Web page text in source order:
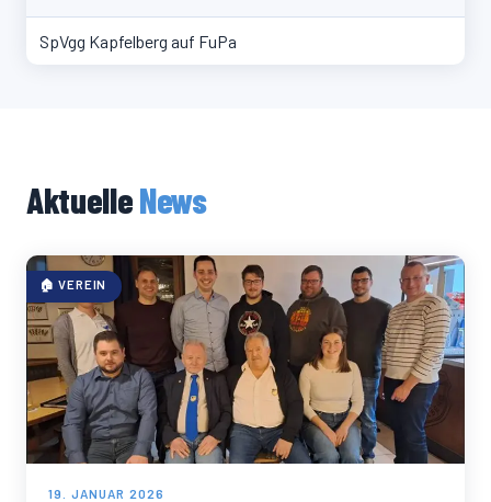
SpVgg Kapfelberg auf FuPa
AktuelleNews
🏠 VEREIN
19. JANUAR 2026